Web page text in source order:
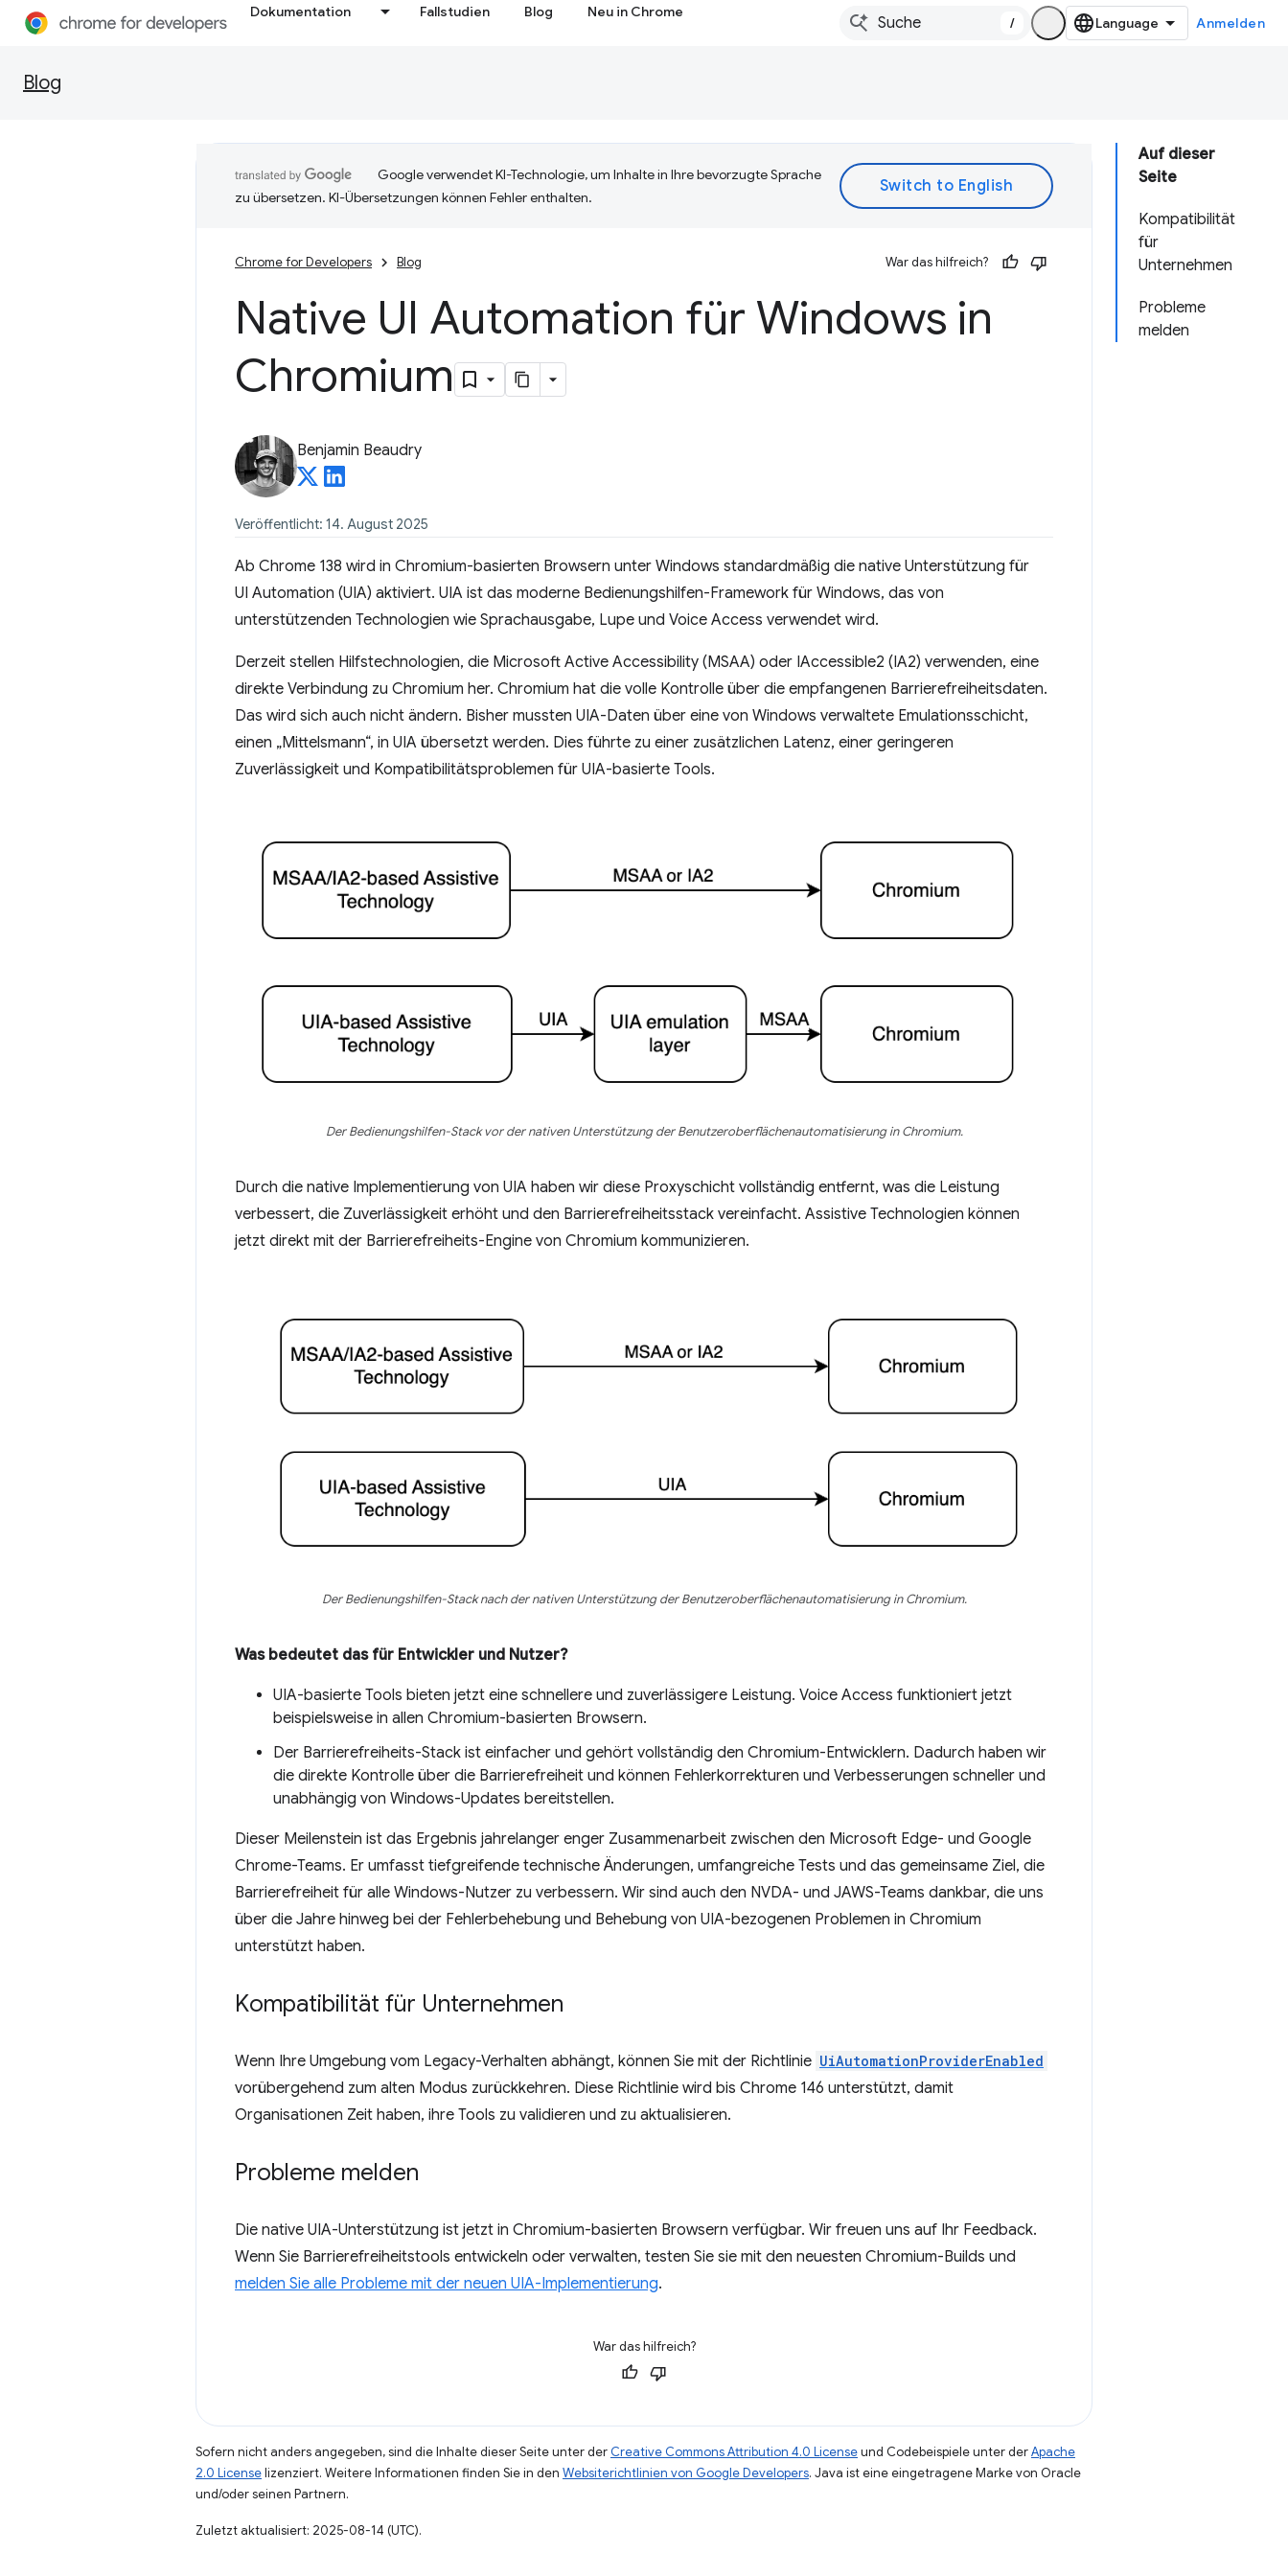
Dokumentation Fallstudien Blog Neu in Chrome
/ Anmelden
Blog
Auf dieser
Seite
Kompatibilität
für
Unternehmen
Probleme
melden
Google verwendet KI-Technologie, um Inhalte in Ihre bevorzugte Sprache
zu übersetzen. KI-Übersetzungen können Fehler enthalten.
Chrome for Developers Blog War das hilfreich?
Native UI Automation für Windows in
Chromium
Benjamin Beaudry
Veröffentlicht: 14. August 2025
Ab Chrome 138 wird in Chromium-basierten Browsern unter Windows standardmäßig die native Unterstützung für
UI Automation (UIA) aktiviert. UIA ist das moderne Bedienungshilfen-Framework für Windows, das von
unterstützenden Technologien wie Sprachausgabe, Lupe und Voice Access verwendet wird.
Derzeit stellen Hilfstechnologien, die Microsoft Active Accessibility (MSAA) oder IAccessible2 (IA2) verwenden, eine
direkte Verbindung zu Chromium her. Chromium hat die volle Kontrolle über die empfangenen Barrierefreiheitsdaten.
Das wird sich auch nicht ändern. Bisher mussten UIA-Daten über eine von Windows verwaltete Emulationsschicht,
einen „Mittelsmann“, in UIA übersetzt werden. Dies führte zu einer zusätzlichen Latenz, einer geringeren
Zuverlässigkeit und Kompatibilitätsproblemen für UIA-basierte Tools.
Der Bedienungshilfen-Stack vor der nativen Unterstützung der Benutzeroberflächenautomatisierung in Chromium.
Durch die native Implementierung von UIA haben wir diese Proxyschicht vollständig entfernt, was die Leistung
verbessert, die Zuverlässigkeit erhöht und den Barrierefreiheitsstack vereinfacht. Assistive Technologien können
jetzt direkt mit der Barrierefreiheits-Engine von Chromium kommunizieren.
Der Bedienungshilfen-Stack nach der nativen Unterstützung der Benutzeroberflächenautomatisierung in Chromium.
Was bedeutet das für Entwickler und Nutzer?
UIA-basierte Tools bieten jetzt eine schnellere und zuverlässigere Leistung. Voice Access funktioniert jetzt
beispielsweise in allen Chromium-basierten Browsern.
Der Barrierefreiheits-Stack ist einfacher und gehört vollständig den Chromium-Entwicklern. Dadurch haben wir
die direkte Kontrolle über die Barrierefreiheit und können Fehlerkorrekturen und Verbesserungen schneller und
unabhängig von Windows-Updates bereitstellen.
Dieser Meilenstein ist das Ergebnis jahrelanger enger Zusammenarbeit zwischen den Microsoft Edge- und Google
Chrome-Teams. Er umfasst tiefgreifende technische Änderungen, umfangreiche Tests und das gemeinsame Ziel, die
Barrierefreiheit für alle Windows-Nutzer zu verbessern. Wir sind auch den NVDA- und JAWS-Teams dankbar, die uns
über die Jahre hinweg bei der Fehlerbehebung und Behebung von UIA-bezogenen Problemen in Chromium
unterstützt haben.
Kompatibilität für Unternehmen
Wenn Ihre Umgebung vom Legacy-Verhalten abhängt, können Sie mit der Richtlinie UiAutomationProviderEnabled
vorübergehend zum alten Modus zurückkehren. Diese Richtlinie wird bis Chrome 146 unterstützt, damit
Organisationen Zeit haben, ihre Tools zu validieren und zu aktualisieren.
Probleme melden
Die native UIA-Unterstützung ist jetzt in Chromium-basierten Browsern verfügbar. Wir freuen uns auf Ihr Feedback.
Wenn Sie Barrierefreiheitstools entwickeln oder verwalten, testen Sie sie mit den neuesten Chromium-Builds und
melden Sie alle Probleme mit der neuen UIA-Implementierung.
War das hilfreich?
Sofern nicht anders angegeben, sind die Inhalte dieser Seite unter der Creative Commons Attribution 4.0 Licenseund Codebeispiele unter derApache
2.0 Licenselizenziert. Weitere Informationen finden Sie in den Websiterichtlinien von Google Developers. Java ist eine eingetragene Marke von Oracle
und/oder seinen Partnern.
Zuletzt aktualisiert: 2025-08-14 (UTC).